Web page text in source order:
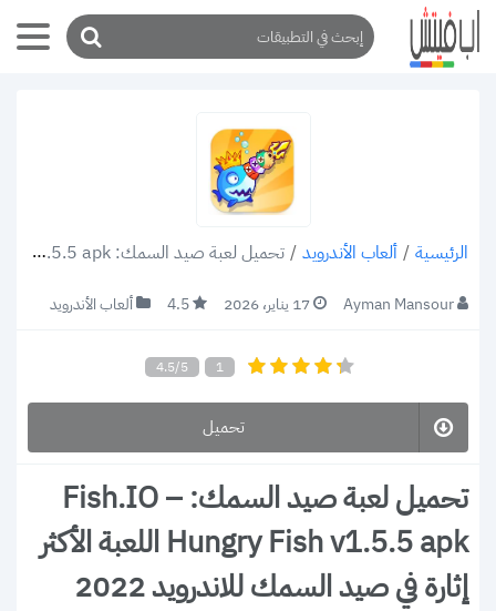
الرئيسية / ألعاب الأندرويد / تحميل لعبة صيد السمك: Fish.IO – Hungry Fish v1.5.5 apk اللعبة الأكثر إثارة في صيد السمك للاندرويد 2022
Ayman Mansour 17 يناير، 2026 4.5 ألعاب الأندرويد
4.5/5 1
تحميل
تحميل لعبة صيد السمك: Fish.IO –
Hungry Fish v1.5.5 apk اللعبة الأكثر
إثارة في صيد السمك للاندرويد 2022